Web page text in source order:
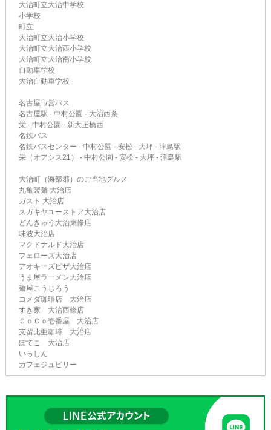
大治町立大治中学校
小学校
町立
大治町立大治小学校
大治町立大治西小学校
大治町立大治南小学校
自動車学校
大治自動車学校
名古屋市営バス
名古屋駅 - 中村公園 - 大治西条
栄 - 中村公園 - 新大正橋西
名鉄バス
名鉄バスセンター - 中村公園 - 安松 - 大坪 - 津島駅
栄（オアシス21） - 中村公園 - 安松 - 大坪 - 津島駅
大治町（海部郡）のご当地グルメ
丸亀製麺 大治店
ガスト 大治店
スガキヤユーストア大治店
どんきゅう大治東條店
味波大治店
マクドナルド大治店
フェローズ大治店
アオキーズピザ大治店
うま屋ラーメン大治店
麺屋こうじろう
コメダ珈琲店 大治店
すき家 大治西條店
ＣｏＣｏ壱番屋 大治店
支留比亜珈琲 大治店
ぼてこ 大治店
いっしん
カフェジュビリー